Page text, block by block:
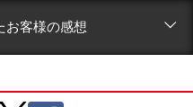
お客様の感想